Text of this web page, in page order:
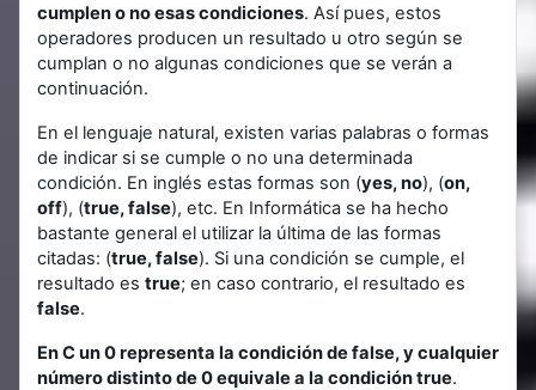
cumplen o no esas condiciones. Así pues, estos
operadores producen un resultado u otro según se
cumplan o no algunas condiciones que se verán a
continuación.
En el lenguaje natural, existen varias palabras o formas
de indicar si se cumple o no una determinada
condición. En inglés estas formas son (yes, no), (on,
off), (true, false), etc. En Informática se ha hecho
bastante general el utilizar la última de las formas
citadas: (true, false). Si una condición se cumple, el
resultado es true; en caso contrario, el resultado es
false.
En C un 0 representa la condición de false, y cualquier
número distinto de 0 equivale a la condición true.